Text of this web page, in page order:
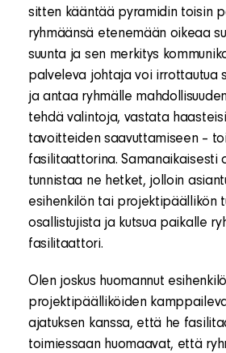
sitten kääntää pyramidin toisin
ryhmäänsä etenemään oikeaa
suunta ja sen merkitys
palveleva johtaja voi irrottautua
ja antaa ryhmälle
tehdä valintoja, vastata
tavoitteiden saavuttamiseen –
fasilitaattorina. Samanaikaisesti
tunnistaa ne hetket, jolloin
esihenkilön tai projektipäällikön
osallistujista ja kutsua paikalle
fasilitaattori.
Olen joskus huomannut
projektipäälliköiden
ajatuksen kanssa, että he
toimiessaan huomaavat, että